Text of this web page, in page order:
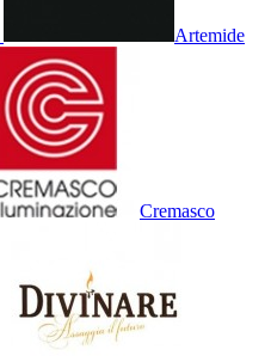
Artemide
Cremasco